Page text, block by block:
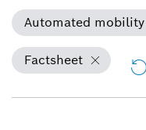
Automated mobility
Factsheet